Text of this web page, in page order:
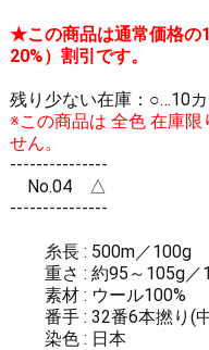
★この商品は通常価格の
20%）割引です。
残り少ない在庫：○…10
※この商品は 全色 在庫限
せん。
---------------
No.04 △
---------------
糸長 : 500m／100g
重さ : 約95～105g／
素材 : ウール100%
番手 : 32番6本撚り(
染色 : 日本